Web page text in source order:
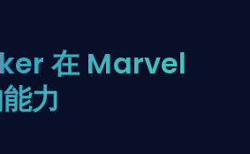
在 Marvel
力